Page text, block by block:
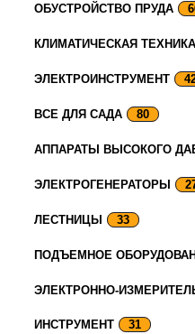
ОБУСТРОЙСТВО ПРУДА
КЛИМАТИЧЕСКАЯ ТЕХНИКА
ЭЛЕКТРОИНСТРУМЕНТ
ВСЕ ДЛЯ САДА 80
АППАРАТЫ ВЫСОКОГО
ЭЛЕКТРОГЕНЕРАТОРЫ
ЛЕСТНИЦЫ 33
ПОДЪЕМНОЕ
ЭЛЕКТРОННО-
ИНСТРУМЕНТ 31